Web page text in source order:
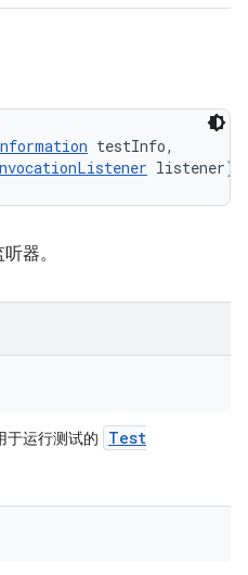
testInfo,
listener)
器。
于运行测试的
Test